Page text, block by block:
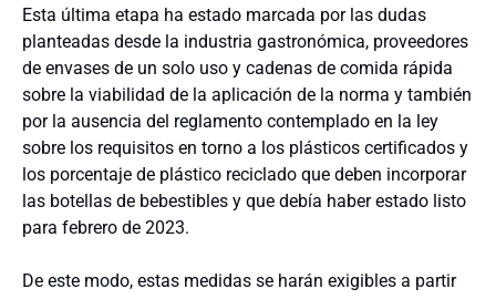
Esta última etapa ha estado marcada por las dudas
planteadas desde la industria gastronómica, proveedores
de envases de un solo uso y cadenas de comida rápida
sobre la viabilidad de la aplicación de la norma y también
por la ausencia del reglamento contemplado en la ley
sobre los requisitos en torno a los plásticos certificados y
los porcentaje de plástico reciclado que deben incorporar
las botellas de bebestibles y que debía haber estado listo
para febrero de 2023.
De este modo, estas medidas se harán exigibles a partir